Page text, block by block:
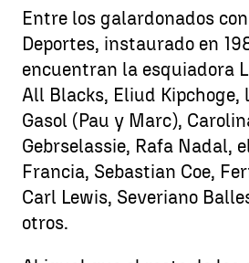
Entre los galardonados
Deportes, instaurado en
encuentran la esquiadora
All Blacks, Eliud Kipchoge,
Gasol (Pau y Marc),
Gebrselassie, Rafa Nadal,
Francia, Sebastian Coe,
Carl Lewis, Severiano
otros.